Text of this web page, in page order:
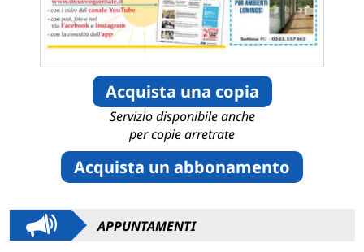
Acquista una copia
Servizio disponibile anche
per copie arretrate
Acquista un abbonamento
APPUNTAMENTI